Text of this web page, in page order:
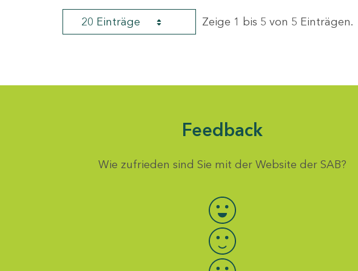
20 Einträge Zeige 1 bis 5 von 5 Einträgen.
Feedback
Wie zufrieden sind Sie mit der Website der SAB?
Bewertung auswählen